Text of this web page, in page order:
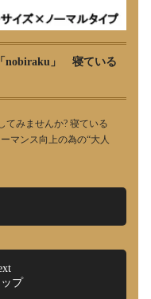
nobiraku」 寝ている
てみませんか? 寝ている
マンス向上の為の“大人
プ